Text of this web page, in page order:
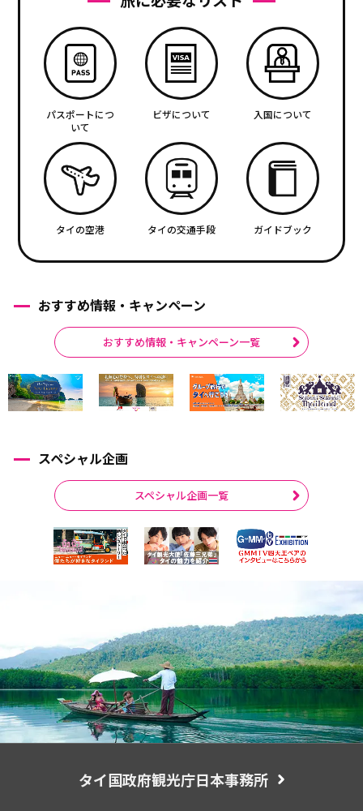
パスポートにつ
いて
ビザについて 入国について
タイの空港 タイの交通手段 ガイドブック
おすすめ情報・キャンペーン
おすすめ情報・キャンペーン一覧
スペシャル企画
スペシャル企画一覧
タイ国政府観光庁日本事務所